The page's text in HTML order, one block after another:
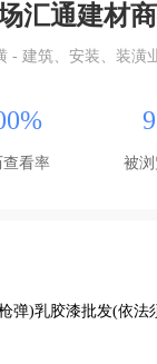
汇通建材
- 建筑、安装、装潢
查看率 被
弹)乳胶漆批发(依法